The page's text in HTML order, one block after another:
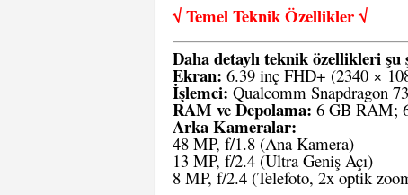
√ Temel Teknik Özellikler √
Daha detaylı teknik özellikleri şu
Ekran: 6.39 inç FHD+ (2340 ×
İşlemci: Qualcomm Snapdragon
RAM ve Depolama: 6 GB RAM;
Arka Kameralar:
48 MP, f/1.8 (Ana Kamera)
13 MP, f/2.4 (Ultra Geniş Açı)
8 MP, f/2.4 (Telefoto, 2x optik